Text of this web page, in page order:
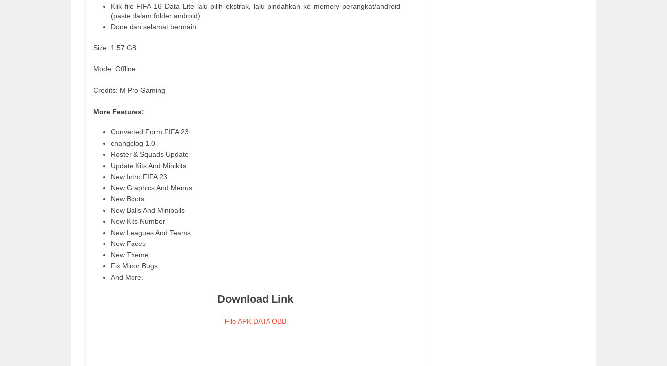
Klik file FIFA 16 Data Lite lalu pilih ekstrak, lalu pindahkan ke memory perangkat/android
(paste dalam folder android).
Done dan selamat bermain.
Size: 1.57 GB
Mode: Offline
Credits: M Pro Gaming
More Features:
Converted Form FIFA 23
changelog 1.0
Roster & Squads Update
Update Kits And Minikits
New Intro FIFA 23
New Graphics And Menus
New Boots
New Balls And Miniballs
New Kits Number
New Leagues And Teams
New Faces
New Theme
Fix Minor Bugs
And More.
Download Link
File APK DATA OBB